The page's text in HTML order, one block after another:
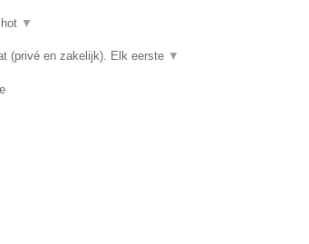
▼
(privé en zakelijk). Elk eerste ▼